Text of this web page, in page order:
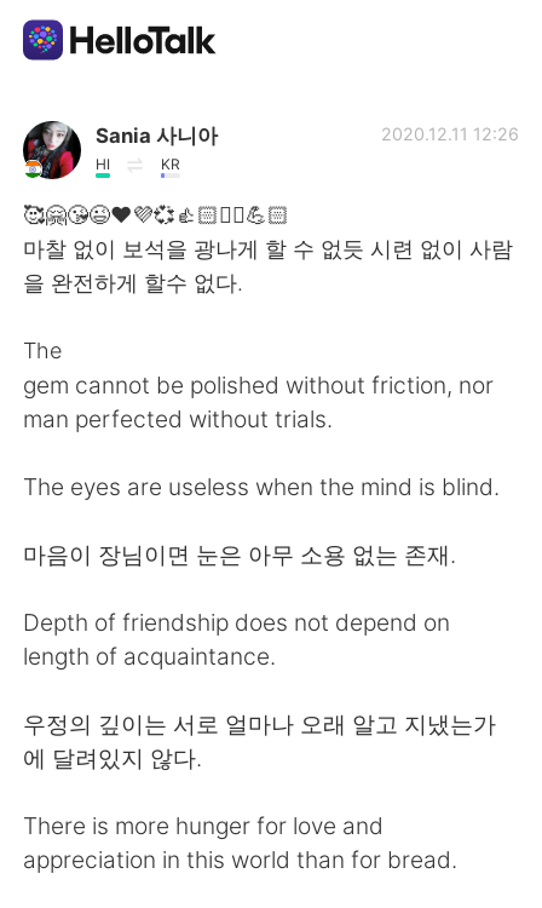
Appli d'échange linguistique
AI Grammar Checker
Français
繁體中文 Español
العربية Deutsch
日本語 한국어
Русский ไทย
Indonesia Italiano
Türkçe Tiếng Việt
Sania 사니아
HI KR
2020.12.11 12:26
🥰🤗😘😉❤️💜💞👍🏻✌🏻💪🏻
마찰 없이 보석을 광나게 할 수 없듯 시련 없이 사람
을 완전하게 할수 없다.
The
gem cannot be polished without friction, nor
man perfected without trials.
The eyes are useless when the mind is blind.
마음이 장님이면 눈은 아무 소용 없는 존재.
Depth of friendship does not depend on
length of acquaintance.
우정의 깊이는 서로 얼마나 오래 알고 지냈는가
에 달려있지 않다.
There is more hunger for love and
appreciation in this world than for bread.